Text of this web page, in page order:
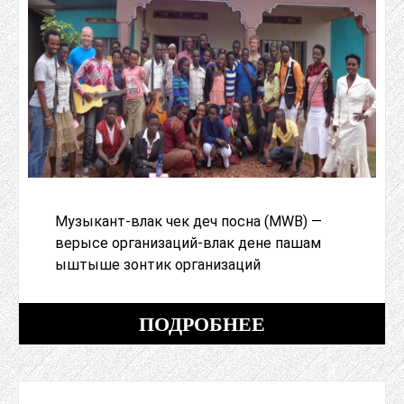
Музыкант-влак чек деч посна (MWB) —
верысе организаций-влак дене пашам
ыштыше зонтик организаций
ПОДРОБНЕЕ